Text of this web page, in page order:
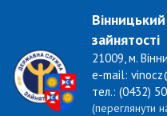
зайнятості
21009, м.
e-mail:
тел.: (0432)
(переглянути